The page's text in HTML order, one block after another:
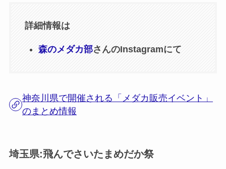
詳細情報は
森のメダカ部さんのInstagramにて
神奈川県で開催される「メダカ販売イベント」
のまとめ情報
埼玉県:飛んでさいたまめだか祭